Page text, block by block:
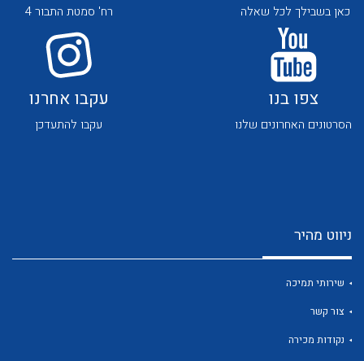
לכל מוצרי היצרן לכל מוצרי היצרן
לכל מוצרי היצרן
כאן בשבילך לכל שאלה רח' סמטת התבור 4
צפו בנו
הסרטונים האחרונים שלנו
עקבו אחרנו
עקבו להתעדכן
ניווט מהיר
שירותי תמיכה
צור קשר
נקודות מכירה